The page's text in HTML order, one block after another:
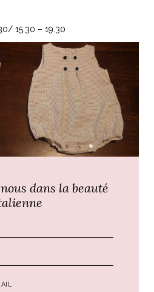
15.30 – 19.30
dans la beauté